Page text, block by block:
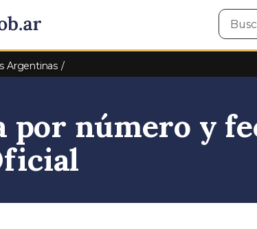
Buscar
en
Argentinas
por número y